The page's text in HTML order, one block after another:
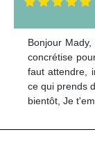
Bonjour
concrétise
faut attendre,
ce qui prends
bientôt, Je